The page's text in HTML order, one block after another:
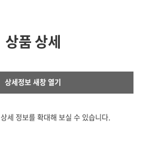
상품 상세
상세정보 새창 열기
상세 정보를 확대해 보실 수 있습니다.